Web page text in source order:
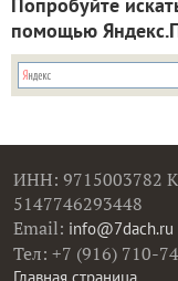
помощью
ИНН: 9715003782
5147746293448
Email: info@7dach.ru
Тел: +7 (916) 710-
Главная страница